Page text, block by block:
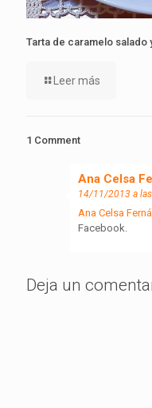
Tarta de caramelo salado
Leer más
1 Comment
Ana Celsa
14/11/2013 a
Ana Celsa
Facebook.
Deja un